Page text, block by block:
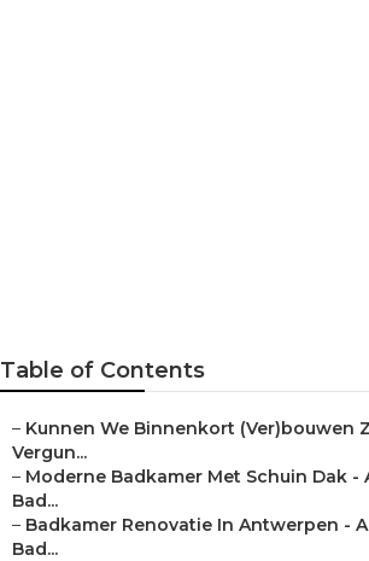
Table of Contents
– Kunnen We Binnenkort (Ver)bouwen
Vergun...
– Moderne Badkamer Met Schuin Dak -
Bad...
– Badkamer Renovatie In Antwerpen -
Bad...